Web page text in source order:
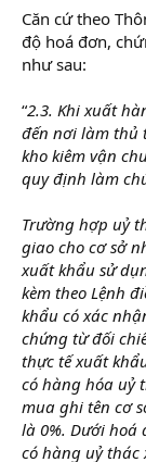
Căn cứ theo
độ hoá đơn,
như sau:
“2.3. Khi xuất
đến nơi làm thủ
kho kiêm vận
quy định làm
Trường hợp uỷ
giao cho cơ sở
xuất khẩu sử
kèm theo Lệnh
khẩu có xác
chứng từ đối
thực tế xuất
có hàng hóa uỷ
mua ghi tên cơ
là 0%. Dưới hoá
có hàng uỷ thác